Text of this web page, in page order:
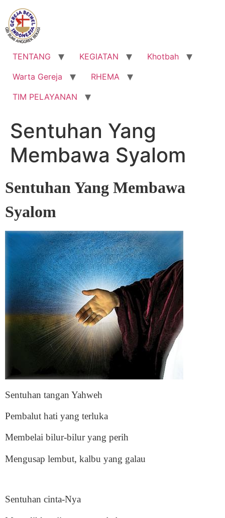
Lewati
konten
TENTANG KEGIATAN
Khotbah
Warta Gereja
RHEMA
TIM PELAYANAN
Sentuhan Yang
Membawa Syalom
Sentuhan Yang Membawa
Syalom
Sentuhan tangan Yahweh
Pembalut hati yang terluka
Membelai bilur-bilur yang perih
Mengusap lembut, kalbu yang galau
Sentuhan cinta-Nya